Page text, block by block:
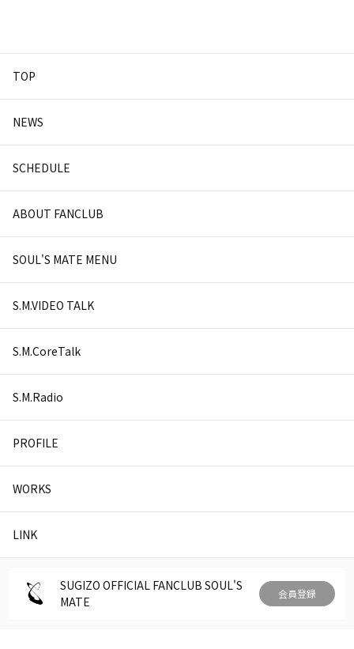
TOP
NEWS
SCHEDULE
ABOUT FANCLUB
SOUL'S MATE MENU
S.M.VIDEO TALK
S.M.CoreTalk
S.M.Radio
PROFILE
WORKS
LINK
SUGIZO OFFICIAL FANCLUB SOUL'S
MATE
会員登録